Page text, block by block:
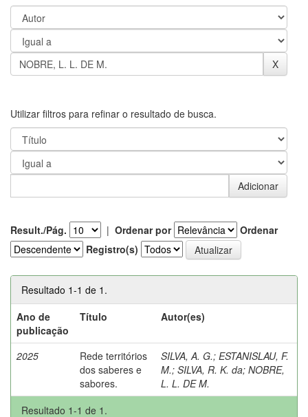
Utilizar filtros para refinar o resultado de busca.
Result./Pág. | Ordenar por
Ordenar
Registro(s)
Resultado 1-1 de 1.
Ano de
publicação
Título Autor(es)
2025
Rede territórios
dos saberes e
sabores.
SILVA, A. G.; ESTANISLAU, F.
M.; SILVA, R. K. da; NOBRE,
L. L. DE M.
Resultado 1-1 de 1.